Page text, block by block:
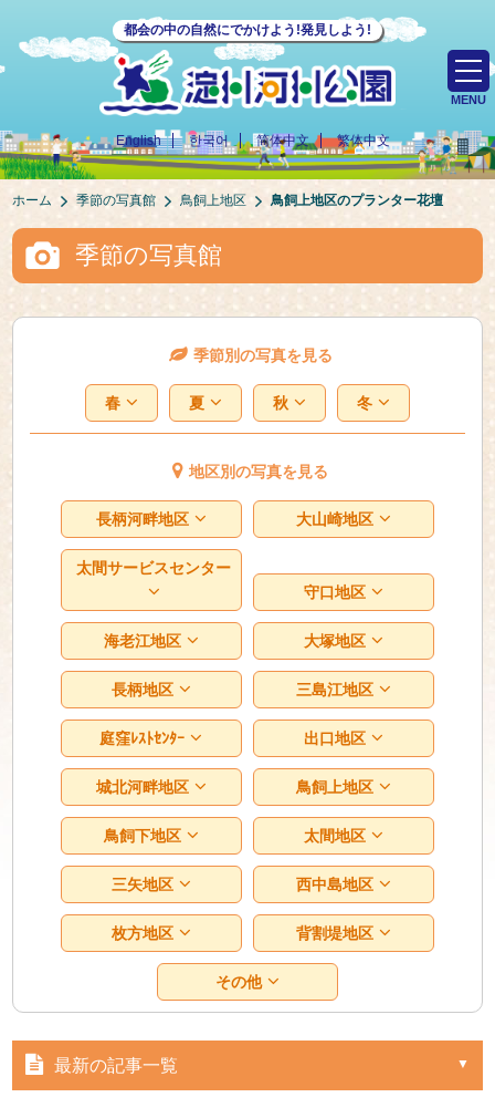
都会の中の自然にでかけよう!発見しよう!
English 한국어 简体中文 繁体中文
MENU
ホーム 季節の写真館 鳥飼上地区 鳥飼上地区のプランター花壇
季節の写真館
季節別の写真を見る
春 夏 秋 冬
地区別の写真を見る
長柄河畔地区 大山崎地区
太間サービスセンター
守口地区
海老江地区 大塚地区
長柄地区 三島江地区
庭窪ﾚｽﾄｾﾝﾀｰ 出口地区
城北河畔地区 鳥飼上地区
鳥飼下地区 太間地区
三矢地区 西中島地区
枚方地区 背割堤地区
その他
最新の記事一覧